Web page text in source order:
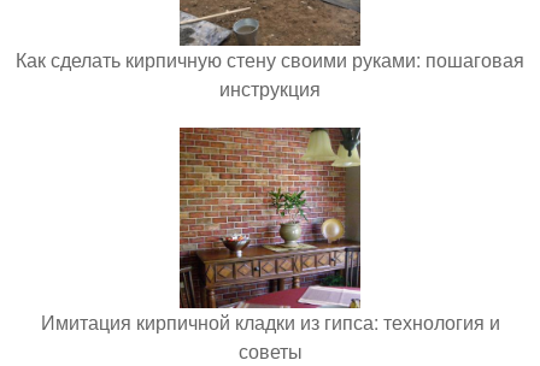
Как сделать кирпичную стену своими руками: пошаговая
инструкция
Имитация кирпичной кладки из гипса: технология и
советы